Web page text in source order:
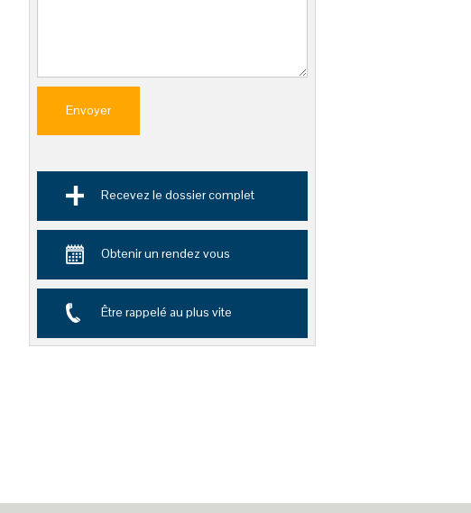
Envoyer
Recevez le dossier complet
Obtenir un rendez vous
Être rappelé au plus vite